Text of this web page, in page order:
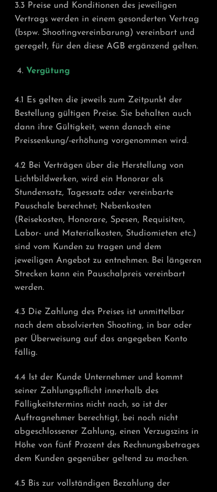
3.3 Preise und Konditionen des jeweiligen
Vertrags werden in einem gesonderten Vertrag
(bspw. Shootingvereinbarung) vereinbart und
geregelt, für den diese AGB ergänzend gelten.
Vergütung
4.1 Es gelten die jeweils zum Zeitpunkt der
Bestellung gültigen Preise. Sie behalten auch
dann ihre Gültigkeit, wenn danach eine
Preissenkung/-erhöhung vorgenommen wird.
4.2 Bei Verträgen über die Herstellung von
Lichtbildwerken, wird ein Honorar als
Stundensatz, Tagessatz oder vereinbarte
Pauschale berechnet; Nebenkosten
(Reisekosten, Honorare, Spesen, Requisiten,
Labor- und Materialkosten, Studiomieten etc.)
sind vom Kunden zu tragen und dem
jeweiligen Angebot zu entnehmen. Bei längeren
Strecken kann ein Pauschalpreis vereinbart
werden.
4.3 Die Zahlung des Preises ist unmittelbar
nach dem absolvierten Shooting, in bar oder
per Überweisung auf das angegeben Konto
fällig.
4.4 Ist der Kunde Unternehmer und kommt
seiner Zahlungspflicht innerhalb des
Fälligkeitstermins nicht nach, so ist der
Auftragnehmer berechtigt, bei noch nicht
abgeschlossener Zahlung, einen Verzugszins in
Höhe von fünf Prozent des Rechnungsbetrages
dem Kunden gegenüber geltend zu machen.
4.5 Bis zur vollständigen Bezahlung der